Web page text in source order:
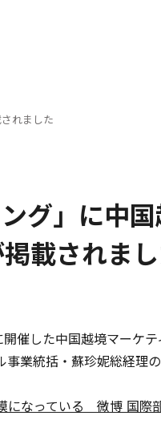
れました
グ」に中
載されま
開催した中国越境マー
業統括・蘇珍妮総経理
になっている 微博 国際